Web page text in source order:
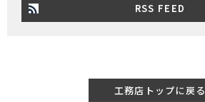
RSS FEED
工務店トップに戻る